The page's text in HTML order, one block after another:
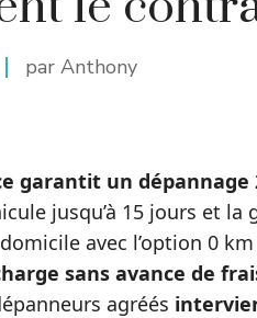
par Anthony
garantit un dépannage
jusqu’à 15 jours et la
avec l’option 0
sans avance de
agréés